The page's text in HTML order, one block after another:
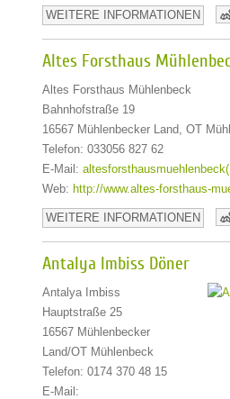
WEITERE INFORMATIONEN
Altes Forsthaus
Altes Forsthaus Mühlenbeck
Bahnhofstraße 19
16567 Mühlenbecker Land, OT
Telefon: 033056 827 62
E-Mail:
Web: http://www.altes-forsthaus-
WEITERE INFORMATIONEN
Antalya Imbiss Döner
Antalya Imbiss
Hauptstraße 25
16567 Mühlenbecker
Land/OT Mühlenbeck
Telefon: 0174 370 48 15
E-Mail: